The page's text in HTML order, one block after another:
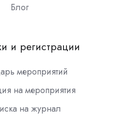
Блог
и регистрации
мероприятий
на мероприятия
на журнал